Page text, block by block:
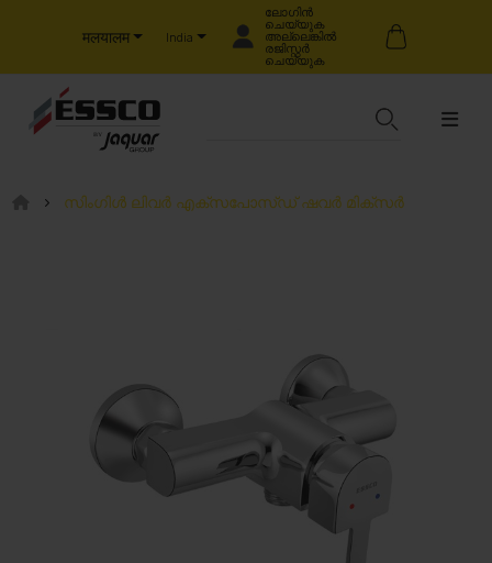
मलयालम India
ലോഗിൻ
ചെയ്യുക
അല്ലെങ്കിൽ
രജിസ്റ്റർ
ചെയ്യുക
സിംഗിൾ ലിവർ എക്സപോസ്ഡ് ഷവർ മിക്സർ